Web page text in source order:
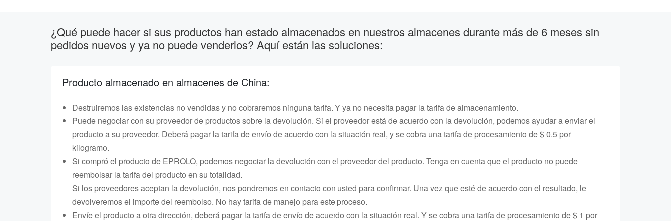
¿Qué puede hacer si sus productos han estado almacenados en nuestros almacenes durante más de 6 meses sin
pedidos nuevos y ya no puede venderlos? Aquí están las soluciones:
Producto almacenado en almacenes de China:
Destruiremos las existencias no vendidas y no cobraremos ninguna tarifa. Y ya no necesita pagar la tarifa de almacenamiento.
Puede negociar con su proveedor de productos sobre la devolución. Si el proveedor está de acuerdo con la devolución, podemos ayudar a enviar el
producto a su proveedor. Deberá pagar la tarifa de envío de acuerdo con la situación real, y se cobra una tarifa de procesamiento de $ 0.5 por
kilogramo.
Si compró el producto de EPROLO, podemos negociar la devolución con el proveedor del producto. Tenga en cuenta que el producto no puede
reembolsar la tarifa del producto en su totalidad.
Si los proveedores aceptan la devolución, nos pondremos en contacto con usted para confirmar. Una vez que esté de acuerdo con el resultado, le
devolveremos el importe del reembolso. No hay tarifa de manejo para este proceso.
Envíe el producto a otra dirección, deberá pagar la tarifa de envío de acuerdo con la situación real. Y se cobra una tarifa de procesamiento de $ 1 por